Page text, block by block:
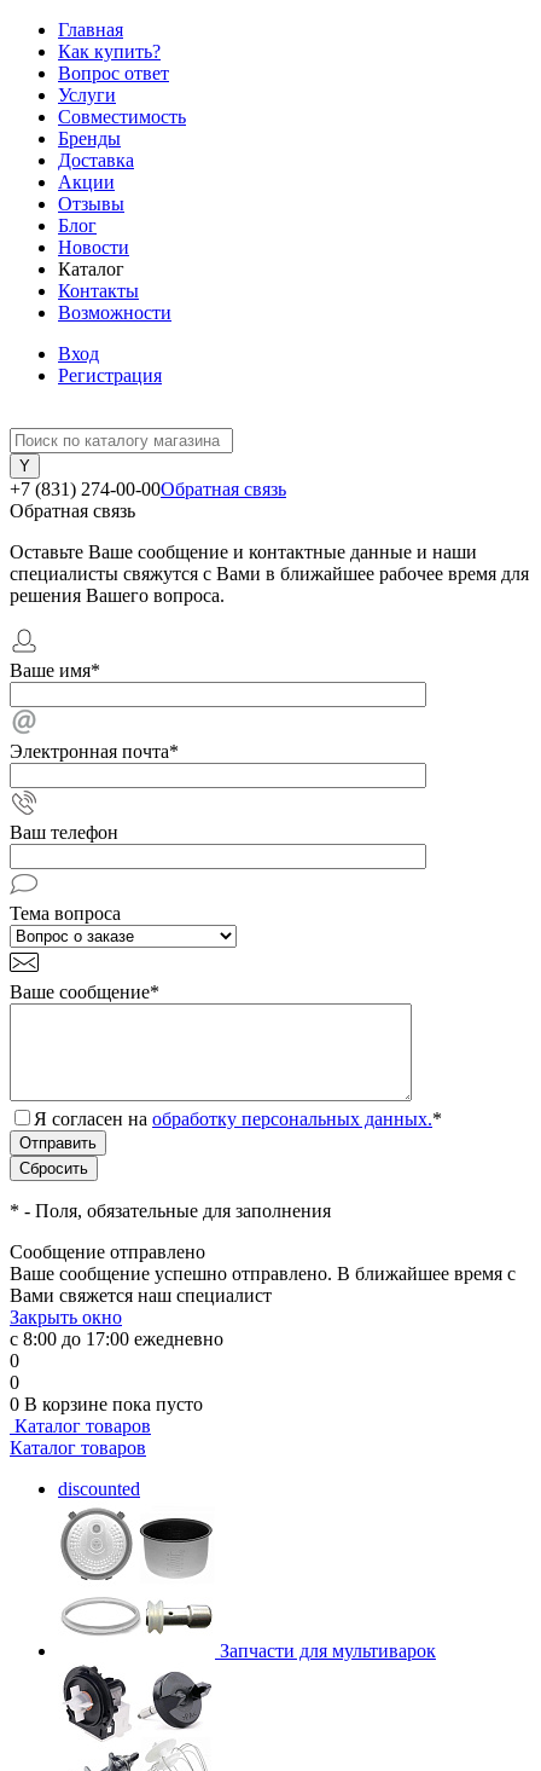
Главная
Как купить?
Вопрос ответ
Услуги
Совместимость
Бренды
Доставка
Акции
Отзывы
Блог
Новости
Каталог
Контакты
Возможности
Вход
Регистрация
+7 (831) 274-00-00Обратная связь
Обратная связь
Оставьте Ваше сообщение и контактные данные и наши
специалисты свяжутся с Вами в ближайшее рабочее время для
решения Вашего вопроса.
Ваше имя*
Электронная почта*
Ваш телефон
Тема вопроса
Ваше сообщение*
Я согласен на обработку персональных данных.*
* - Поля, обязательные для заполнения
Сообщение отправлено
Ваше сообщение успешно отправлено. В ближайшее время с
Вами свяжется наш специалист
Закрыть окно
с 8:00 до 17:00 ежедневно
0
0
0 В корзине пока пусто
Каталог товаров
Каталог товаров
discounted
Запчасти для мультиварок